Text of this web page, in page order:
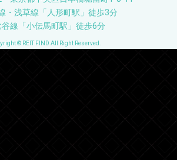
・浅草線「人形町駅」徒歩3分
谷線「小伝馬町駅」徒歩6分
© REIT FIND All Right Reserved.